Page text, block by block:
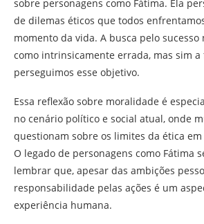
sobre personagens como Fátima. Ela
de dilemas éticos que todos
momento da vida. A busca pelo sucesso
como intrinsicamente errada, mas sim a
perseguimos esse objetivo.
Essa reflexão sobre moralidade é
no cenário político e social atual, onde
questionam sobre os limites da ética
O legado de personagens como Fátima
lembrar que, apesar das ambições
responsabilidade pelas ações é um
experiência humana.